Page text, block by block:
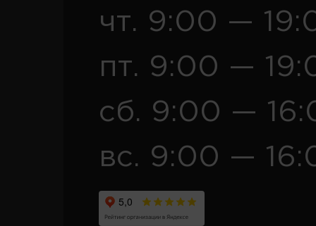
чт. 9:00 —
пт. 9:00 —
сб. 9:00 —
вс. 9:00 —